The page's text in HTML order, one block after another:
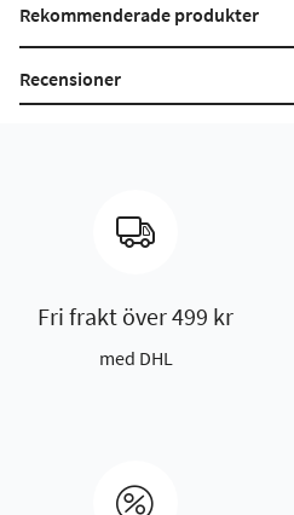
Rekommenderade produkter
Recensioner
Fri frakt över 499 kr
med DHL